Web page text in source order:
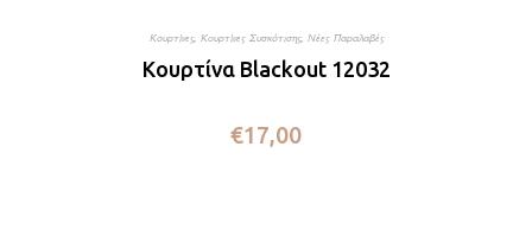
Κουρτίνες, Κουρτίνες Συσκότισης, Νέες Παραλαβές
Κουρτίνα Blackout 12032
€17,00